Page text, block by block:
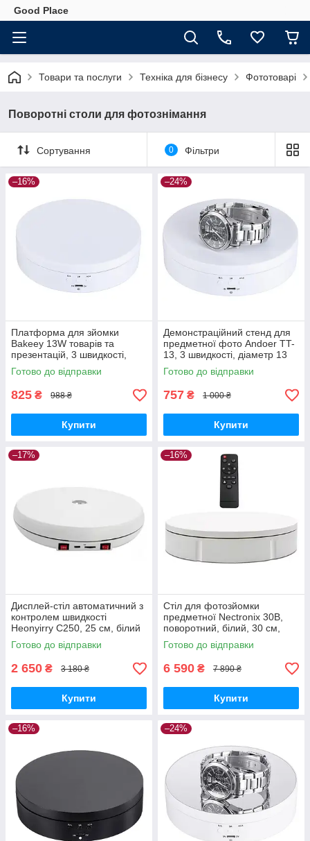
Good Place
Товари та послуги Техніка для бізнесу Фототоварі
Поворотні столи для фотознімання
Сортування 0 Фільтри
–16%
Платформа для зйомки
Bakeey 13W товарів та
презентацій, 3 швидкості,
діаметр 13 дюймів GoodPlace
-worry-free-shopping-
Готово до відправки
825 ₴ 988 ₴
Купити
–24%
Демонстраційний стенд для
предметної фото Andoer TT-
13, 3 швидкості, діаметр 13
см, білий GoodPlace -worry-
free-shopping-
Готово до відправки
757 ₴ 1 000 ₴
Купити
–17%
Дисплей-стіл автоматичний з
контролем швидкості
Heonyirry C250, 25 см, білий
колір GoodPlace -worry-free-
shopping-
Готово до відправки
2 650 ₴ 3 180 ₴
Купити
–16%
Стіл для фотозйомки
предметної Nectronix 30B,
поворотний, білий, 30 см,
навантаження до 100 кг
GoodPlace -worry-free-
Готово до відправки
6 590 ₴ 7 890 ₴
Купити
–16% –24%